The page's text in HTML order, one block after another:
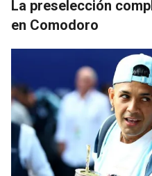
La preselección
en Comodoro